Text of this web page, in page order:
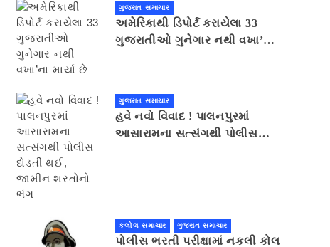
ગુજરાત સમાચાર
અમેરિકાથી ડિપોર્ટ કરાયેલા 33
ગુજરાતીઓ ગુનેગાર નથી વખા’ના
ગુજરાત સમાચાર
હવે નવો વિવાદ ! પાલનપુરમાં
આસારામના સત્સંગથી પોલીસ
કલોલ સમાચાર ગુજરાત સમાચાર
પોલીસ ભરતી પરીક્ષામાં નકલી કોલ